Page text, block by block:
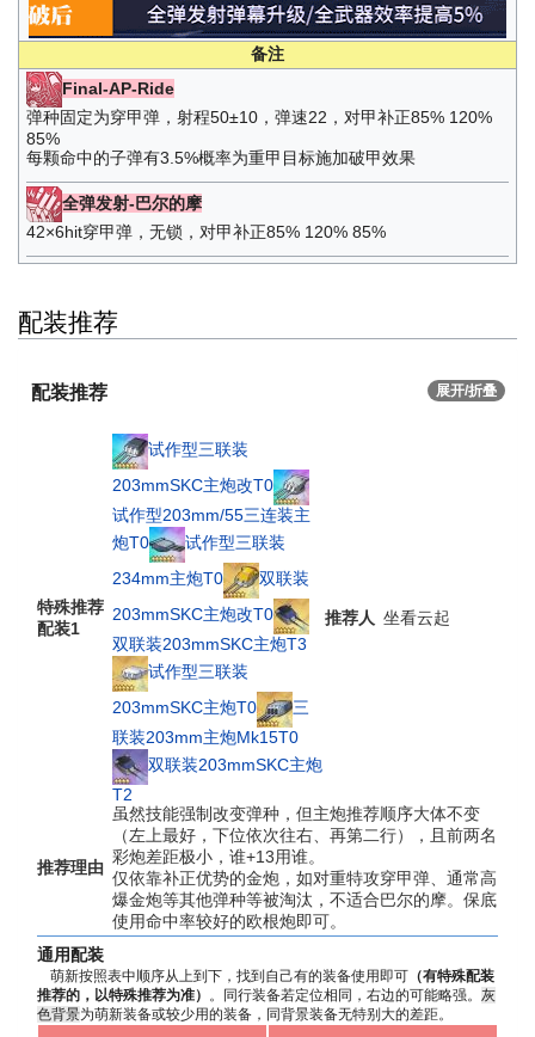
备注
Final-AP-Ride
弹种固定为穿甲弹，射程50±10，弹速22，对甲补正85% 120%
85%
每颗命中的子弹有3.5%概率为重甲目标施加破甲效果
全弹发射-巴尔的摩
42×6hit穿甲弹，无锁，对甲补正85% 120% 85%
配装推荐
配装推荐 展开/折叠
特殊推荐
配装1
试作型三联装
203mmSKC主炮改T0
试作型203mm/55三连装主
炮T0
试作型三联装
234mm主炮T0
双联装
203mmSKC主炮改T0
双联装203mmSKC主炮T3
试作型三联装
203mmSKC主炮T0
三
联装203mm主炮Mk15T0
双联装203mmSKC主炮
T2
推荐人 坐看云起
推荐理由
虽然技能强制改变弹种，但主炮推荐顺序大体不变
（左上最好，下位依次往右、再第二行），且前两名
彩炮差距极小，谁+13用谁。
仅依靠补正优势的金炮，如对重特攻穿甲弹、通常高
爆金炮等其他弹种等被淘汰，不适合巴尔的摩。保底
使用命中率较好的欧根炮即可。
通用配装
萌新按照表中顺序从上到下，找到自己有的装备使用即可 （有特殊配装
推荐的，以特殊推荐为准）
。同行装备若定位相同，右边的可能略强。 灰
色背景为萌新装备或较少用的装备，同背景装备无特别大的差距。